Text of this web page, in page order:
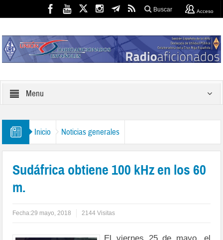
Buscar Acceso
Menu
Inicio Noticias generales
Sudáfrica obtiene 100 kHz en los 60
m.
Fecha:29 mayo, 2018 2144 Visitas